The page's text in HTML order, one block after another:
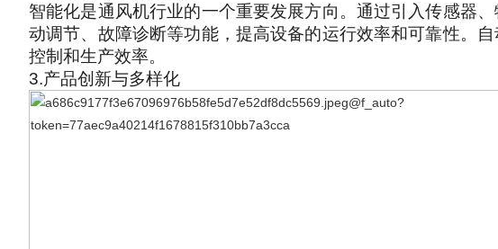
智能化是通风机行业的一个重要发展方向。通过引入传感器
动调节、故障诊断等功能，提高设备的运行效率和可靠性。
控制和生产效率。
3.产品创新与多样化